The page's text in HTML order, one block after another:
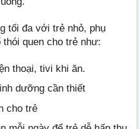
tối đa với trẻ nhỏ, phụ
thói quen cho trẻ như:
thoại, tivi khi ăn.
dưỡng cần thiết
cho trẻ